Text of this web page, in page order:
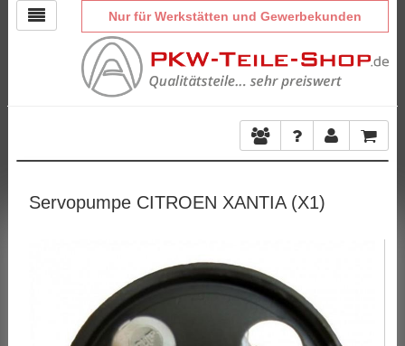
Nur für Werkstätten und Gewerbekunden
Servopumpe CITROEN XANTIA (X1)